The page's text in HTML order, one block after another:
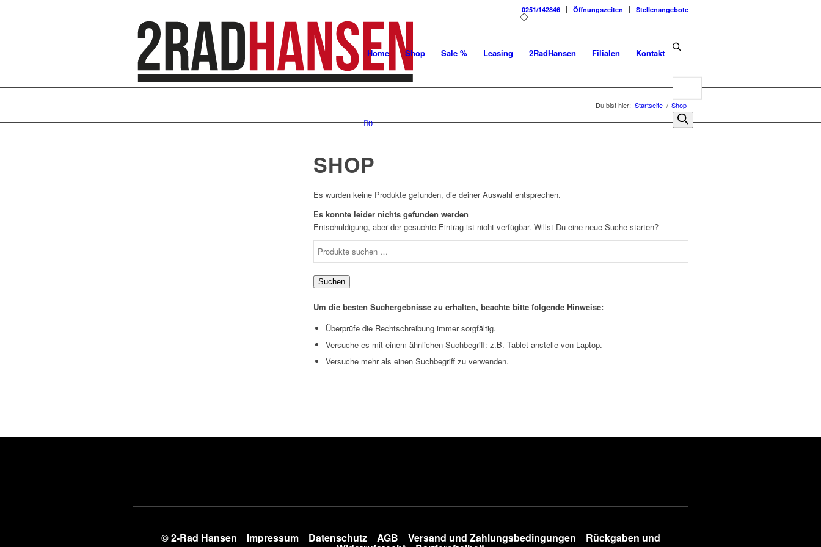
0251/142846 Öffnungszeiten Stellenangebote
Home Shop Sale % Leasing 2RadHansen Filialen Kontakt
Products
search
0
Du bist hier: Startseite / Shop
SHOP
Es wurden keine Produkte gefunden, die deiner Auswahl entsprechen.
Es konnte leider nichts gefunden werden
Entschuldigung, aber der gesuchte Eintrag ist nicht verfügbar. Willst Du eine neue Suche starten?
Suchen
Um die besten Suchergebnisse zu erhalten, beachte bitte folgende Hinweise:
Überprüfe die Rechtschreibung immer sorgfältig.
Versuche es mit einem ähnlichen Suchbegriff: z.B. Tablet anstelle von Laptop.
Versuche mehr als einen Suchbegriff zu verwenden.
© 2-Rad Hansen Impressum Datenschutz AGB Versand und Zahlungsbedingungen Rückgaben und